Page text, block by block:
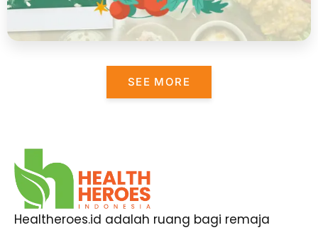
SEE MORE
Healtheroes.id adalah ruang bagi remaja